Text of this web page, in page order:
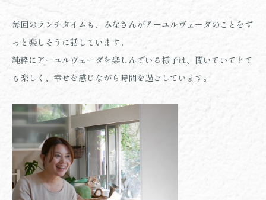
毎回のランチタイムも、みなさんがアーユルヴェーダのことをず
っと楽しそうに話しています。
純粋にアーユルヴェーダを楽しんでいる様子は、 聞いていてとて
も楽しく、幸せを感じながら時間を過ごしています。